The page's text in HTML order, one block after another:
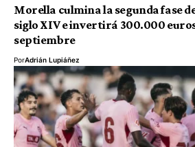
Morella culmina la segunda fase
siglo XIV e invertirá 300.000
septiembre
PorAdrián Lupiáñez